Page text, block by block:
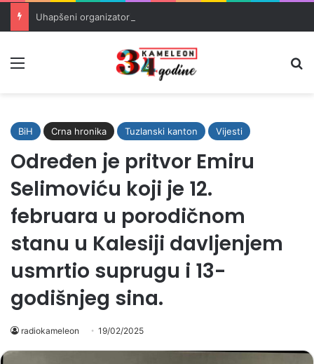
BiH Crna hronika Tuzlanski kanton Vijesti
Određen je pritvor Emiru
Selimoviću koji je 12.
februara u porodičnom
stanu u Kalesiji davljenjem
usmrtio suprugu i 13-
godišnjeg sina.
radiokameleon 19/02/2025